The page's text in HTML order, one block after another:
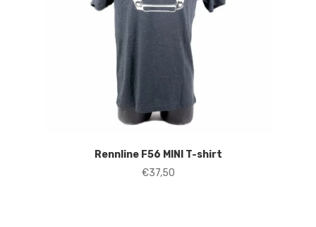
Rennline F56 MINI T-shirt
€37,50